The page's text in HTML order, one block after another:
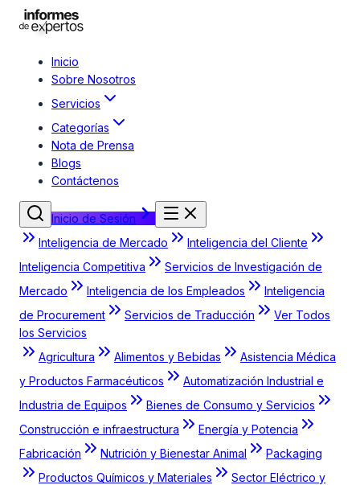
Inicio
Sobre Nosotros
Servicios
Categorías
Nota de Prensa
Blogs
Contáctenos
Inicio de Sesión
Inteligencia de Mercado
Inteligencia del Cliente
Inteligencia Competitiva
Servicios de Investigación de
Mercado
Inteligencia de los Empleados
Inteligencia
de Procurement
Servicios de Traducción
Ver Todos
los Servicios
Agricultura
Alimentos y Bebidas
Asistencia Médica
y Productos Farmacéuticos
Automatización Industrial e
Industria de Equipos
Bienes de Consumo y Servicios
Construcción e infraestructura
Energía y Potencia
Fabricación
Nutrición y Bienestar Animal
Packaging
Productos Químicos y Materiales
Sector Eléctrico y